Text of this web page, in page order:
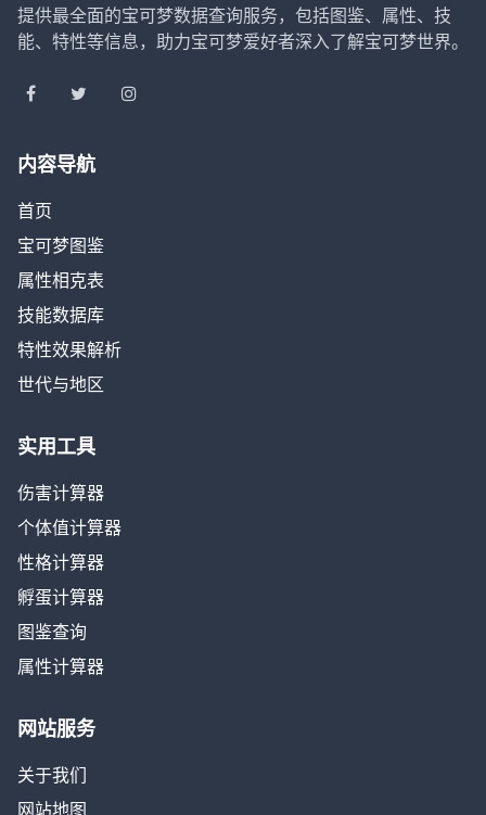
提供最全面的宝可梦数据查询服务，包括图鉴、属性、技
能、特性等信息，助力宝可梦爱好者深入了解宝可梦世界。
内容导航
首页
宝可梦图鉴
属性相克表
技能数据库
特性效果解析
世代与地区
实用工具
伤害计算器
个体值计算器
性格计算器
孵蛋计算器
图鉴查询
属性计算器
网站服务
关于我们
网站地图